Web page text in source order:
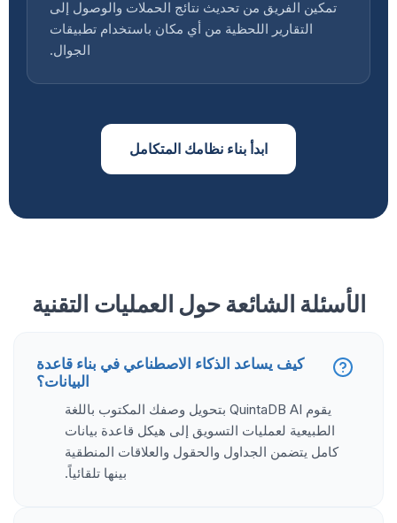
تمكين الفريق من تحديث نتائج الحملات والوصول إلى
التقارير اللحظية من أي مكان باستخدام تطبيقات
الجوال.
ابدأ بناء نظامك المتكامل
الأسئلة الشائعة حول العمليات التقنية
كيف يساعد الذكاء الاصطناعي في بناء قاعدة
البيانات؟
يقوم QuintaDB AI بتحويل وصفك المكتوب باللغة
الطبيعية لعمليات التسويق إلى هيكل قاعدة بيانات
كامل يتضمن الجداول والحقول والعلاقات المنطقية
بينها تلقائياً.